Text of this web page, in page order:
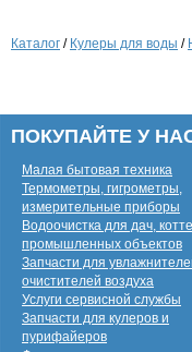
Каталог / Кулеры для воды /
ПОКУПАЙТЕ У
Малая бытовая техника
Термометры, гигрометры,
измерительные приборы
Водоочистка для дач,
промышленных объектов
Запчасти для
очистителей воздуха
Услуги сервисной службы
Запчасти для кулеров и
пурифайеров